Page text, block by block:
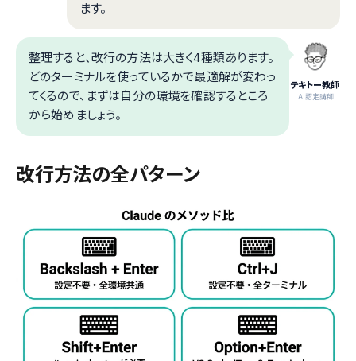
ます。
テキトー教師
.AI認定講師
整理すると、改行の方法は大きく4種類あります。
どのターミナルを使っているかで最適解が変わっ
てくるので、まずは自分の環境を確認するところ
から始めましょう。
改行方法の全パターン